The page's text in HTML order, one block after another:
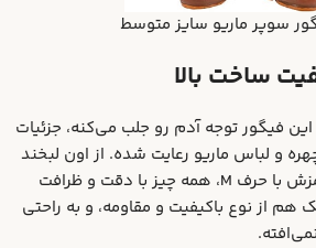
سوپر ماریو سایز متوسط
ساخت بالا
فیگور توجه آدم رو جلب می‌کنه، جزئیات
و لباس ماریو رعایت شده. از اون لبخند
معروفش گرفته تا کلاه قرمزش با حرف M، همه چیز با دقت و ظرافت
از نوع باکیفیت و مقاومه، و به راحتی